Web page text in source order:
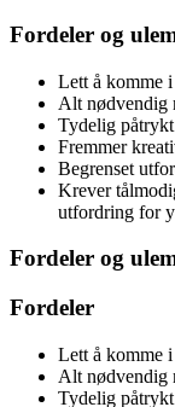
Fordeler og
Lett å komme
Alt nødvendig
Tydelig
Fremmer
Begrenset
Krever
utfordring for
Fordeler og
Fordeler
Lett å komme
Alt nødvendig
Tydelig